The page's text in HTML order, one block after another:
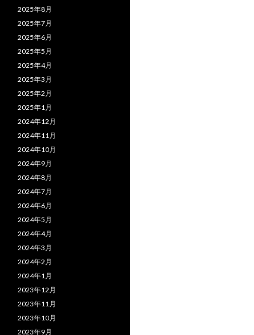
2025年8月
2025年7月
2025年6月
2025年5月
2025年4月
2025年3月
2025年2月
2025年1月
2024年12月
2024年11月
2024年10月
2024年9月
2024年8月
2024年7月
2024年6月
2024年5月
2024年4月
2024年3月
2024年2月
2024年1月
2023年12月
2023年11月
2023年10月
2023年9月